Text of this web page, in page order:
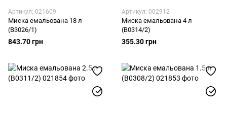
Артикул: 021609
Миска емальована 18 л
(В3026/1)
843.70 грн
Артикул: 002912
Миска емальована 4 л
(В0314/2)
355.30 грн